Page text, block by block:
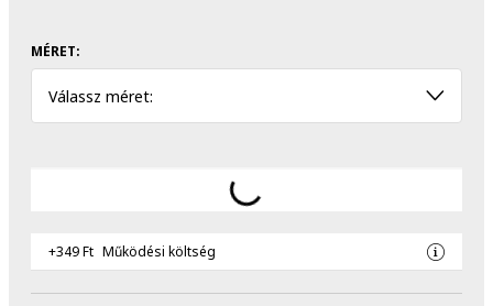
MÉRET:
Válassz méret:
+349 Ft Működési költség